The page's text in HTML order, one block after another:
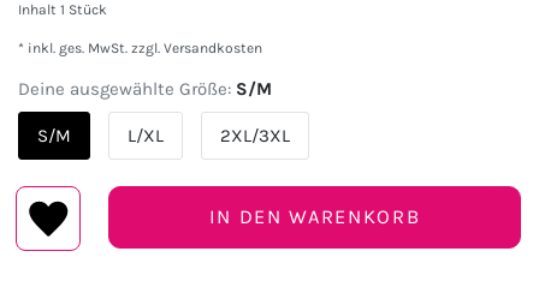
Inhalt 1 Stück
* inkl. ges. MwSt. zzgl. Versandkosten
Deine ausgewählte Größe: S/M
S/M L/XL 2XL/3XL
IN DEN WARENKORB